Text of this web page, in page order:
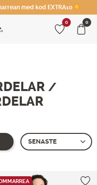
med kod EXTRA10
0 0
/